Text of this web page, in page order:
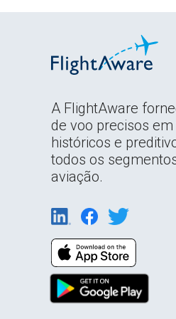
A FlightAware
de voo precisos
históricos e
todos os
aviação.